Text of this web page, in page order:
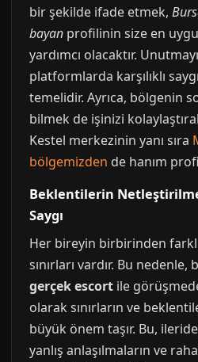
bir şekilde ifade etmek,
bayan profilinin size en
yardımcı olacaktır.
platformlarda karşılıklı
temelidir. Ayrıca, bölgenin
bilmek de işinizi
Kestel merkezinin yanı sıra
bölgemizden de hanım
Beklentilerin
Saygı
Her bireyin birbirinden
sınırları vardır. Bu nedenle,
gerçek escort ile
olarak sınırların ve
büyük önem taşır. Bu,
yanlış anlaşılmaların ve